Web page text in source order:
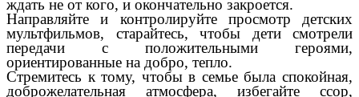
ждать не от кого, и окончательно закроется.
Направляйте и контролируйте просмотр детских
мультфильмов, старайтесь, чтобы дети смотрели
передачи с положительными героями,
ориентированные на добро, тепло.
Стремитесь к тому, чтобы в семье была спокойная,
доброжелательная атмосфера, избегайте ссор,